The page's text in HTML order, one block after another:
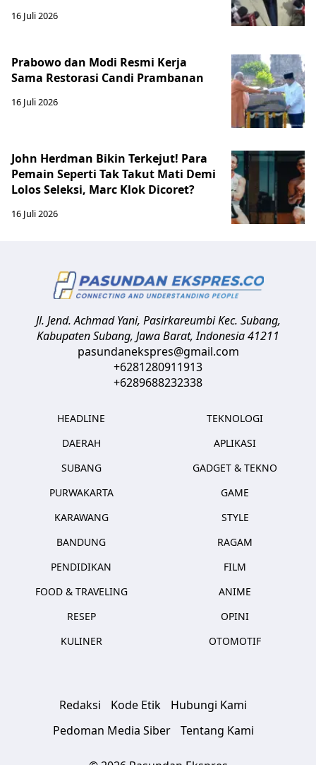
16 Juli 2026
Prabowo dan Modi Resmi Kerja
Sama Restorasi Candi Prambanan
16 Juli 2026
John Herdman Bikin Terkejut! Para
Pemain Seperti Tak Takut Mati Demi
Lolos Seleksi, Marc Klok Dicoret?
16 Juli 2026
Jl. Jend. Achmad Yani, Pasirkareumbi Kec. Subang,
Kabupaten Subang, Jawa Barat,Indonesia41211
pasundanekspres@gmail.com
+6281280911913
+6289688232338
HEADLINE
DAERAH
SUBANG
PURWAKARTA
KARAWANG
BANDUNG
PENDIDIKAN
FOOD & TRAVELING
RESEP
KULINER
TEKNOLOGI
APLIKASI
GADGET & TEKNO
GAME
STYLE
RAGAM
FILM
ANIME
OPINI
OTOMOTIF
Redaksi Kode Etik
Hubungi Kami
Pedoman Media Siber
Tentang Kami